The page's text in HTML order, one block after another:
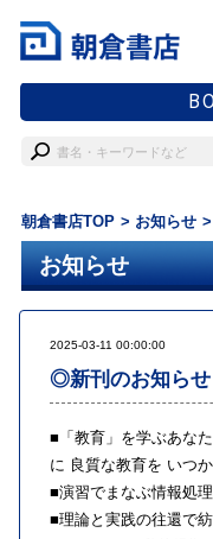
朝倉書店TOP お知らせ
お知らせ
2025-03-11 00:00:00
◎新刊のお知らせ
■ 「教育」を学ぶあな
に 良質な教育を いつ
■演習でまなぶ情報処
■理論と実践の往還で